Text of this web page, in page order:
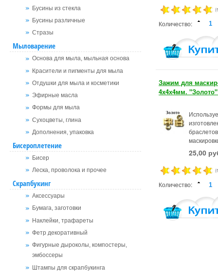
Бусины из стекла
Бусины различные
Стразы
Мыловарение
Основа для мыла, мыльная основа
Красители и пигменты для мыла
Отдушки для мыла и косметики
Эфирные масла
Формы для мыла
Сухоцветы, глина
Дополнения, упаковка
Бисероплетение
Бисер
Леска, проволока и прочее
Скрапбукинг
Аксессуары
Бумага, заготовки
Наклейки, трафареты
Фетр декоративный
Фигурные дыроколы, компостеры,
эмбоссеры
Штампы для скрапбукинга
Количество:
Зажим для
4х4х4мм.
25,00
Количество: